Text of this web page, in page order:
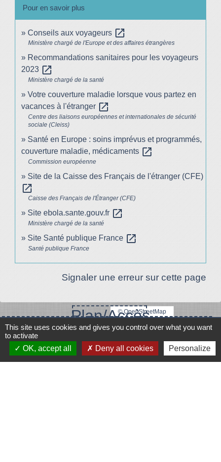
Pour en savoir plus
Conseils aux voyageurs open_in_new
Ministère chargé de l'Europe et des affaires étrangères
Recommandations sanitaires pour les voyageurs
2023 open_in_new
Ministère chargé de la santé
Votre couverture maladie lorsque vous partez en
vacances à l'étranger open_in_new
Centre des liaisons européennes et internationales de sécurité
sociale (Cleiss)
Santé en Europe : soins imprévus et programmés,
couverture maladie, médicaments open_in_new
Commission européenne
Site de la Caisse des Français de l'étranger (CFE)
open_in_new
Caisse des Français de l'Étranger (CFE)
Site ebola.sante.gouv.fr open_in_new
Ministère chargé de la santé
Site Santé publique France open_in_new
Santé publique France
Signaler une erreur sur cette page
Plan/Accès
© OpenStreetMap
Contacts
Mairie de Le Vigeant
This site uses cookies and gives you control over what you want
to activate
OK, accept all
Deny all cookies Personalize